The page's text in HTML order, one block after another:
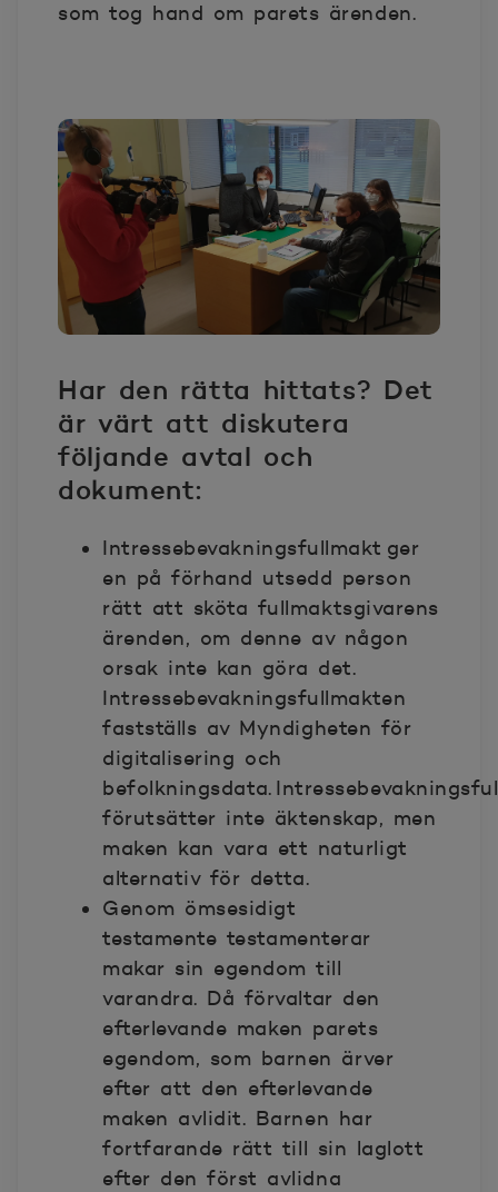
som tog hand om parets ärenden.
Har den rätta hittats? Det
är värt att diskutera
följande avtal och
dokument:
Intressebevakningsfullmakt ger
en på förhand utsedd person
rätt att sköta fullmaktsgivarens
ärenden, om denne av någon
orsak inte kan göra det.
Intressebevakningsfullmakten
fastställs av Myndigheten för
digitalisering och
befolkningsdata.
förutsätter inte äktenskap, men
maken kan vara ett naturligt
alternativ för detta.
Genom ömsesidigt
testamente testamenterar
makar sin egendom till
varandra. Då förvaltar den
efterlevande maken parets
egendom, som barnen ärver
efter att den efterlevande
maken avlidit. Barnen har
fortfarande rätt till sin laglott
efter den först avlidna